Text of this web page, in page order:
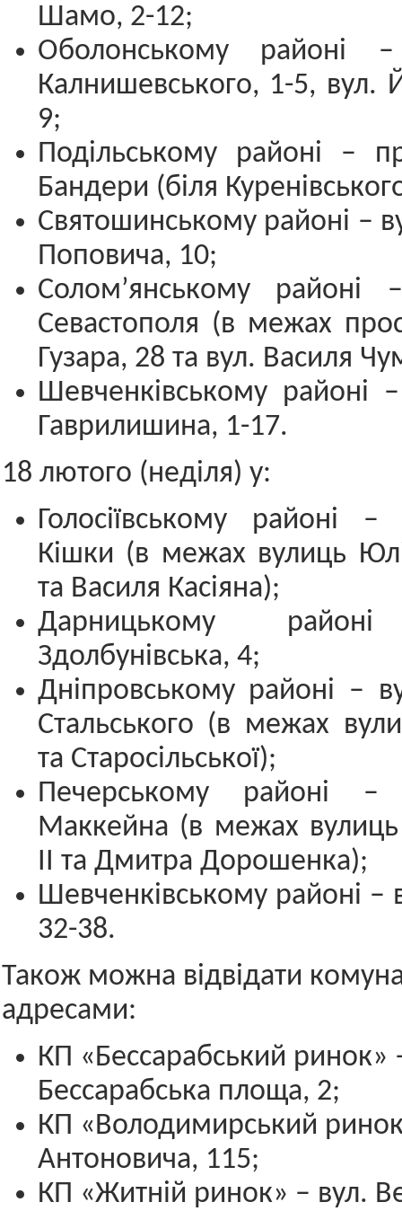
Шамо, 2-12;
Оболонському районі
Калнишевського, 1-5, вул.
9;
Подільському районі –
Бандери (біля
Святошинському районі –
Поповича, 10;
Солом’янському районі
Севастополя (в межах
Гузара, 28 та вул. Василя
Шевченківському районі
Гаврилишина, 1-17.
18 лютого (неділя) у:
Голосіївському районі
Кішки (в межах вулиць
та Василя Касіяна);
Дарницькому
Здолбунівська, 4;
Дніпровському районі –
Стальського (в межах
та Старосільської);
Печерському районі
Маккейна (в межах
II та Дмитра Дорошенка);
Шевченківському районі –
32-38.
Також можна відвідати
адресами:
КП «Бессарабський ринок»
Бессарабська площа, 2;
КП «Володимирський
Антоновича, 115;
КП «Житній ринок» – вул.